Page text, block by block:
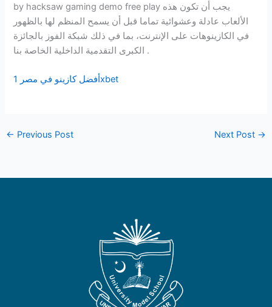
by hacksaw gaming demo free play يجب أن تكون هذه
الألعاب عادلة وعشوائية تماما قبل أن يسمح المنظم لها بالظهور
في الكازينوهات على الإنترنت، بما في ذلك شبكة الفوز بالجائزة
الكبرى التقدمية الداخلية الخاصة بنا .
أفضل كازينو في مصر 1xbet
← Previous Post Next Post →